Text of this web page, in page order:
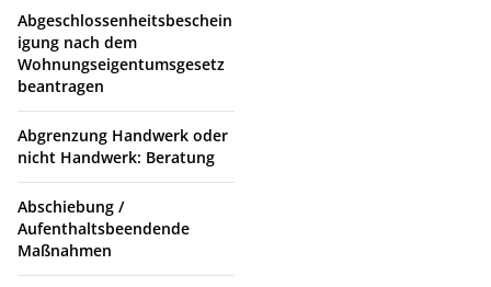
Abgeschlossenheitsbeschein
igung nach dem
Wohnungseigentumsgesetz
beantragen
Abgrenzung Handwerk oder
nicht Handwerk: Beratung
Abschiebung /
Aufenthaltsbeendende
Maßnahmen